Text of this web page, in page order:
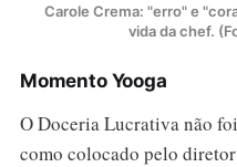
Carole Crema: "erro" e
vida da chef.
Momento Yooga
O Doceria Lucrativa não
como colocado pelo